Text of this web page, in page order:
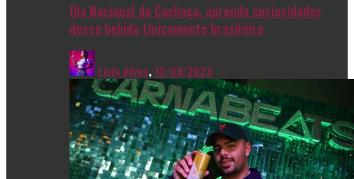
Dia Nacional da Cachaça, aprenda curiosidades
dessa bebida tipicamente brasileira
Livia Alves,13/09/2023